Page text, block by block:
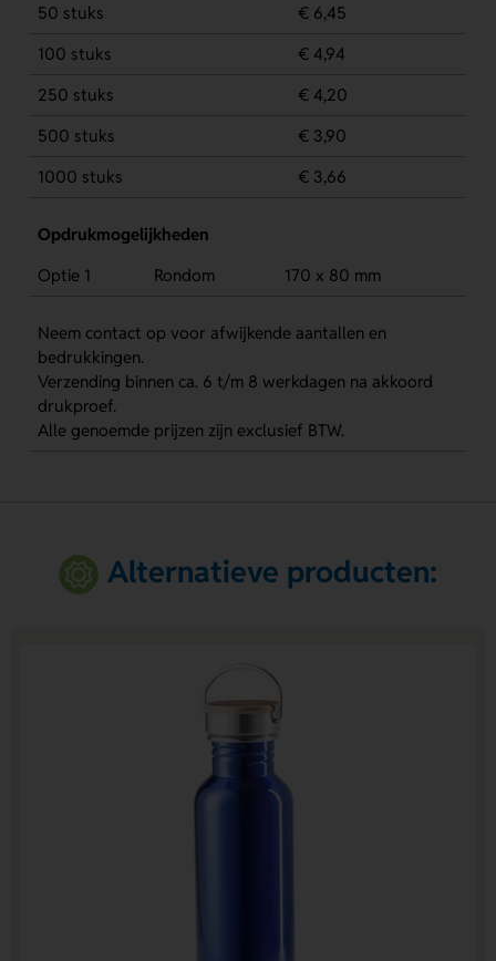
50 stuks
€ 6,45
100 stuks
€ 4,94
250 stuks
€ 4,20
500 stuks
€ 3,90
1000 stuks
€ 3,66
Opdrukmogelijkheden
Optie 1
Rondom 170 x 80 mm
Neem contact op voor afwijkende aantallen en
bedrukkingen.
Verzending binnen ca. 6 t/m 8 werkdagen na akkoord
drukproef.
Alle genoemde prijzen zijn exclusief BTW.
Alternatieve producten: